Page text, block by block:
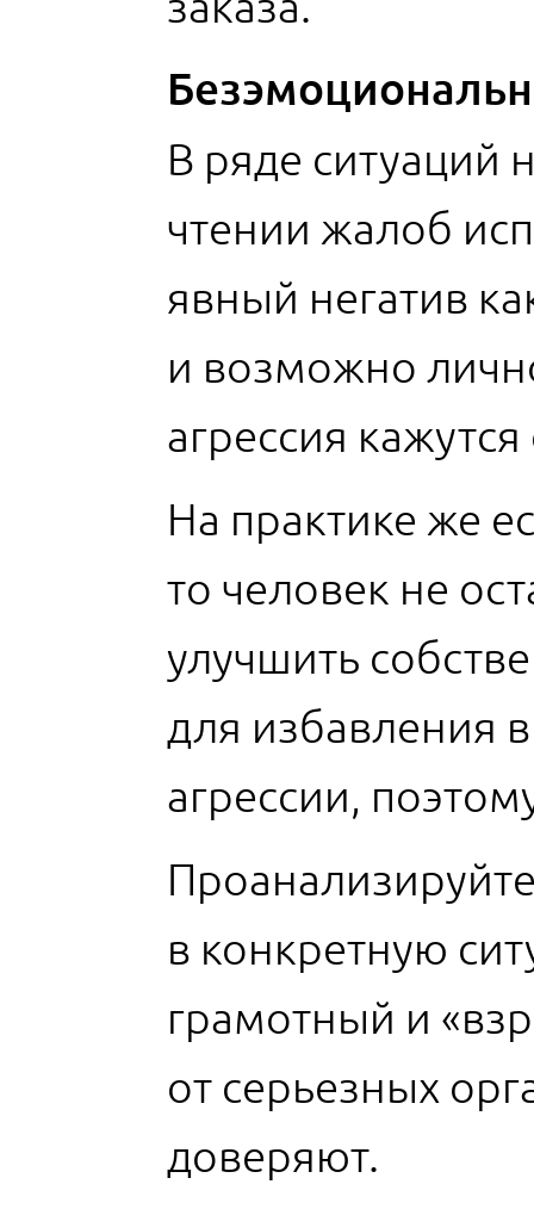
В ряде ситуаций
чтении жалоб
явный негатив
и возможно
агрессия
На практике же
то человек не
улучшить
для избавления
агрессии,
в конкретную
грамотный и
от серьезных
доверяют.